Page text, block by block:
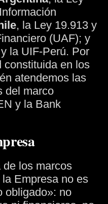
, la Ley 19.913 y
(UAF); y
la UIF-Perú. Por
constituida en los
atendemos las
del marco
y la Bank
los marcos
Empresa no es
obligado»: no